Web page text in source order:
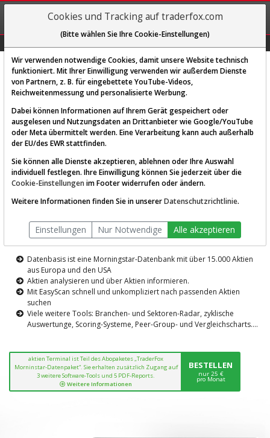
REGIS-
TRIEREN
Diese Funktion ist nur für
AKTIEN-TERMINAL
Die Aktienanalyse-Plattform von
TraderFox
Datenbasis ist eine Morningstar-Datenbank mit über 15.000 Aktien
aus Europa und den USA
Aktien analysieren und über Aktien informieren.
Mit EasyScan schnell und unkompliziert nach passenden Aktien
suchen
Viele weitere Tools: Branchen- und Sektoren-Radar, zyklische
Auswertunge, Scoring-Systeme, Peer-Group- und Vergleichscharts....
aktien Terminal ist Teil des Abopaketes „TraderFox
Morninstar-Datenpaket“. Sie erhalten zusätzlich Zugang auf
3 weitere Software-Tools und 5 PDF-Reports.
Weitere Informationen
BESTELLEN
nur 25 €
pro Monat
Cookies und Tracking auf traderfox.com
(Bitte wählen Sie Ihre Cookie-Einstellungen)
Wir verwenden notwendige Cookies, damit unsere Website technisch
funktioniert. Mit Ihrer Einwilligung verwenden wir außerdem Dienste
von Partnern, z. B. für eingebettete YouTube-Videos,
Reichweitenmessung und personalisierte Werbung.
Dabei können Informationen auf Ihrem Gerät gespeichert oder
ausgelesen und Nutzungsdaten an Drittanbieter wie Google/YouTube
oder Meta übermittelt werden. Eine Verarbeitung kann auch außerhalb
der EU/des EWR stattfinden.
Sie können alle Dienste akzeptieren, ablehnen oder Ihre Auswahl
individuell festlegen. Ihre Einwilligung können Sie jederzeit über die
Cookie-Einstellungen im Footer widerrufen oder ändern.
Weitere Informationen finden Sie in unsererDatenschutzrichtlinie.
Einstellungen Nur Notwendige Alle akzeptieren